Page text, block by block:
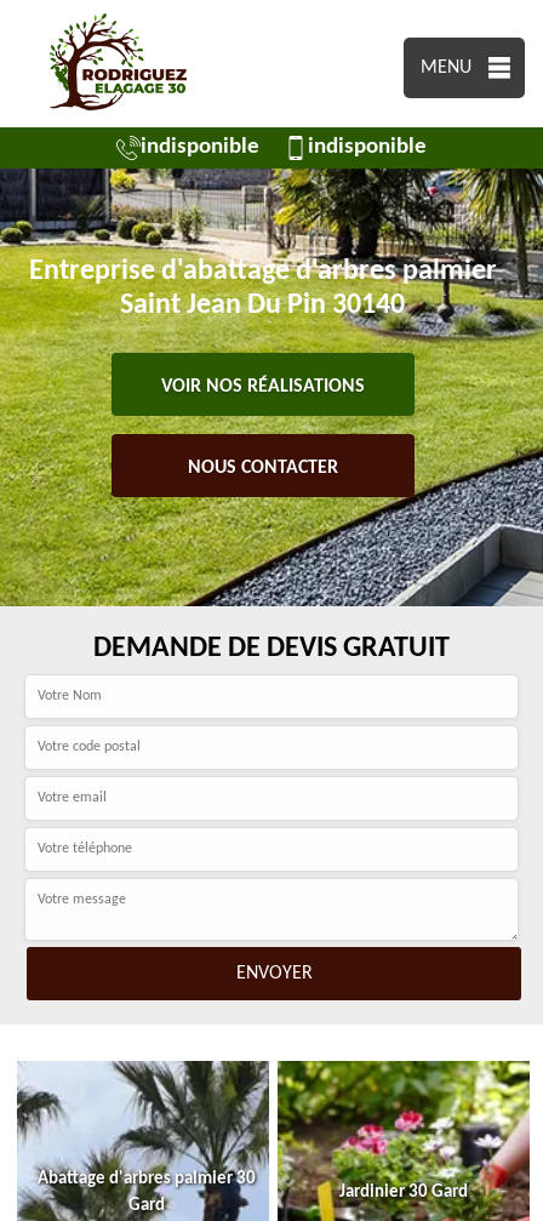
MENU
indisponible indisponible
Entreprise d'abattage d'arbres palmier
Saint Jean Du Pin 30140
VOIR NOS RÉALISATIONS
NOUS CONTACTER
DEMANDE DE DEVIS GRATUIT
Abattage d'arbres palmier 30
Gard
Jardinier 30 Gard